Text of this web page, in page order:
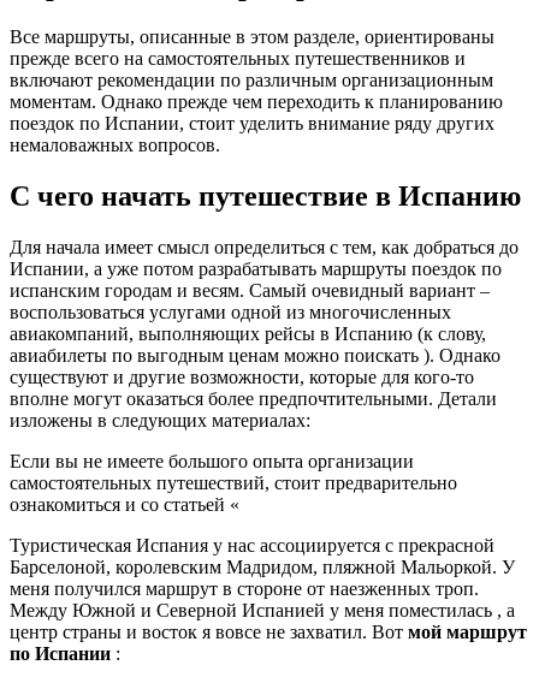
Все маршруты, описанные в этом разделе, ориентированы
прежде всего на самостоятельных путешественников и
включают рекомендации по различным организационным
моментам. Однако прежде чем переходить к планированию
поездок по Испании, стоит уделить внимание ряду других
немаловажных вопросов.
С чего начать путешествие в Испанию
Для начала имеет смысл определиться с тем, как добраться до
Испании, а уже потом разрабатывать маршруты поездок по
испанским городам и весям. Самый очевидный вариант –
воспользоваться услугами одной из многочисленных
авиакомпаний, выполняющих рейсы в Испанию (к слову,
авиабилеты по выгодным ценам можно поискать ). Однако
существуют и другие возможности, которые для кого-то
вполне могут оказаться более предпочтительными. Детали
изложены в следующих материалах:
Если вы не имеете большого опыта организации
самостоятельных путешествий, стоит предварительно
ознакомиться и со статьей «
Туристическая Испания у нас ассоциируется с прекрасной
Барселоной, королевским Мадридом, пляжной Мальоркой. У
меня получился маршрут в стороне от наезженных троп.
Между Южной и Северной Испанией у меня поместилась , а
центр страны и восток я вовсе не захватил. Вот мой маршрут
по Испании :